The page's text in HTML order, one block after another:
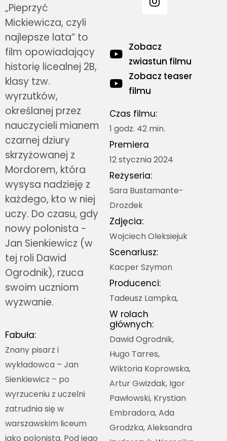
„Pieprzyć
Mickiewicza, czyli
najlepsze lata” to
film opowiadający
historię licealnej 2B,
klasy tzw.
wyrzutków,
określanej przez
nauczycieli mianem
czarnej dziury
skrzyżowanej z
Mordorem, która
wysysa nadzieję z
każdego, kto w niej
uczy. Do czasu, gdy
nowy polonista -
Jan Sienkiewicz (w
tej roli Dawid
Ogrodnik), rzuca
swoim uczniom
wyzwanie.
Fabuła:
Znany pisarz i
wykładowca – Jan
Sienkiewicz – po
wyrzuceniu z uczelni
zatrudnia się w
warszawskim liceum
jako polonista. Pod jego
Zobacz
zwiastun filmu
Zobacz teaser
filmu
Czas filmu:
1 godz. 42 min.
Premiera
12 stycznia 2024
Reżyseria:
Sara Bustamante-
Drozdek
Zdjęcia:
Wojciech Oleksiejuk
Scenariusz:
Kacper Szymon
Producenci:
Tadeusz Lampka,
W rolach
głównych:
Dawid Ogrodnik,
Hugo Tarres,
Wiktoria Koprowska,
Artur Gwizdak, Igor
Pawłowski, Krystian
Embradora, Ada
Grodzka, Aleksandra